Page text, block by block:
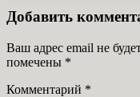
Добавить
Ваш адрес email не
помечены *
Комментарий *